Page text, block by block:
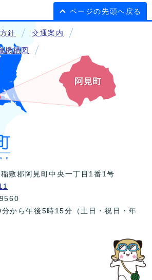
ページの先頭へ戻る
針 交通案内
機構図
敷郡阿見町中央一丁目1番1号
から午後5時15分（土日・祝日・年